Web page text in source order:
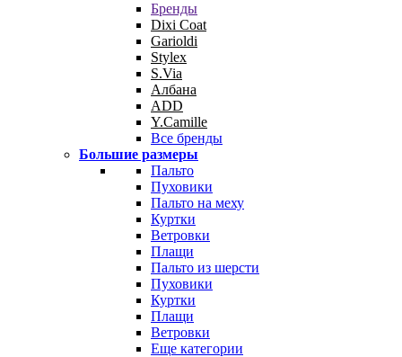
Бренды
Dixi Coat
Garioldi
Stylex
S.Via
Албана
ADD
Y.Camille
Все бренды
Большие размеры
Пальто
Пуховики
Пальто на меху
Куртки
Ветровки
Плащи
Пальто из шерсти
Пуховики
Куртки
Плащи
Ветровки
Еще категории